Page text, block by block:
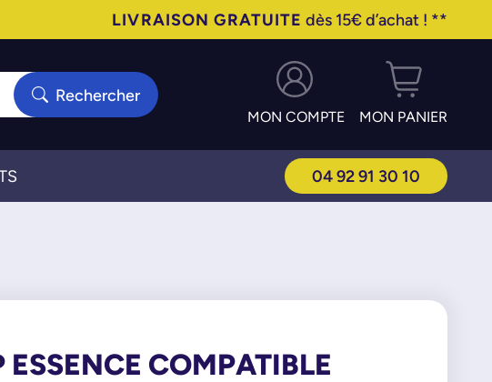
LIVRAISON GRATUITE dès 15€ d’achat ! **
Rechercher
MON COMPTE MON PANIER
04 92 91 30 10
COMPATIBLE